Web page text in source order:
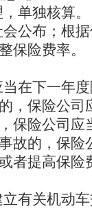
单独核算。
公布；根
保险费率。
在下一年
，保险公司
保险公司应
故的，保险
者提高保险
有关机动